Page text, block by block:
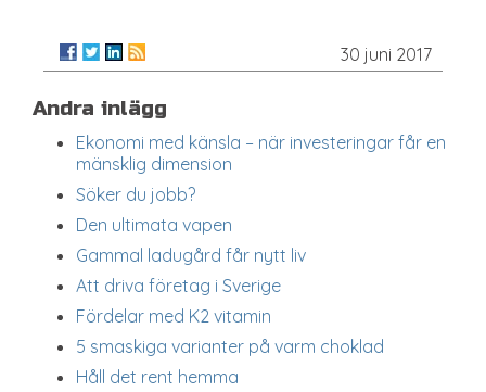
30 juni 2017
Andra inlägg
Ekonomi med känsla – när investeringar får en
mänsklig dimension
Söker du jobb?
Den ultimata vapen
Gammal ladugård får nytt liv
Att driva företag i Sverige
Fördelar med K2 vitamin
5 smaskiga varianter på varm choklad
Håll det rent hemma